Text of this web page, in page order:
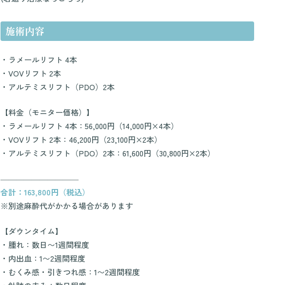
施術内容
・ラメールリフト 4本
・VOVリフト 2本
・アルテミスリフト（PDO）2本
【料金（モニター価格）】
・ラメールリフト 4本：56,000円（14,000円×4本）
・VOVリフト 2本：46,200円（23,100円×2本）
・アルテミスリフト（PDO）2本：61,600円（30,800円×2本）
――――――――――
合計：163,800円（税込）
※別途麻酔代がかかる場合があります
【ダウンタイム】
・腫れ：数日〜1週間程度
・内出血：1〜2週間程度
・むくみ感・引きつれ感：1〜2週間程度